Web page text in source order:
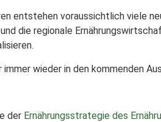
entstehen voraussichtlich viele
die regionale
immer wieder in den kommenden
der Ernährungsstrategie des